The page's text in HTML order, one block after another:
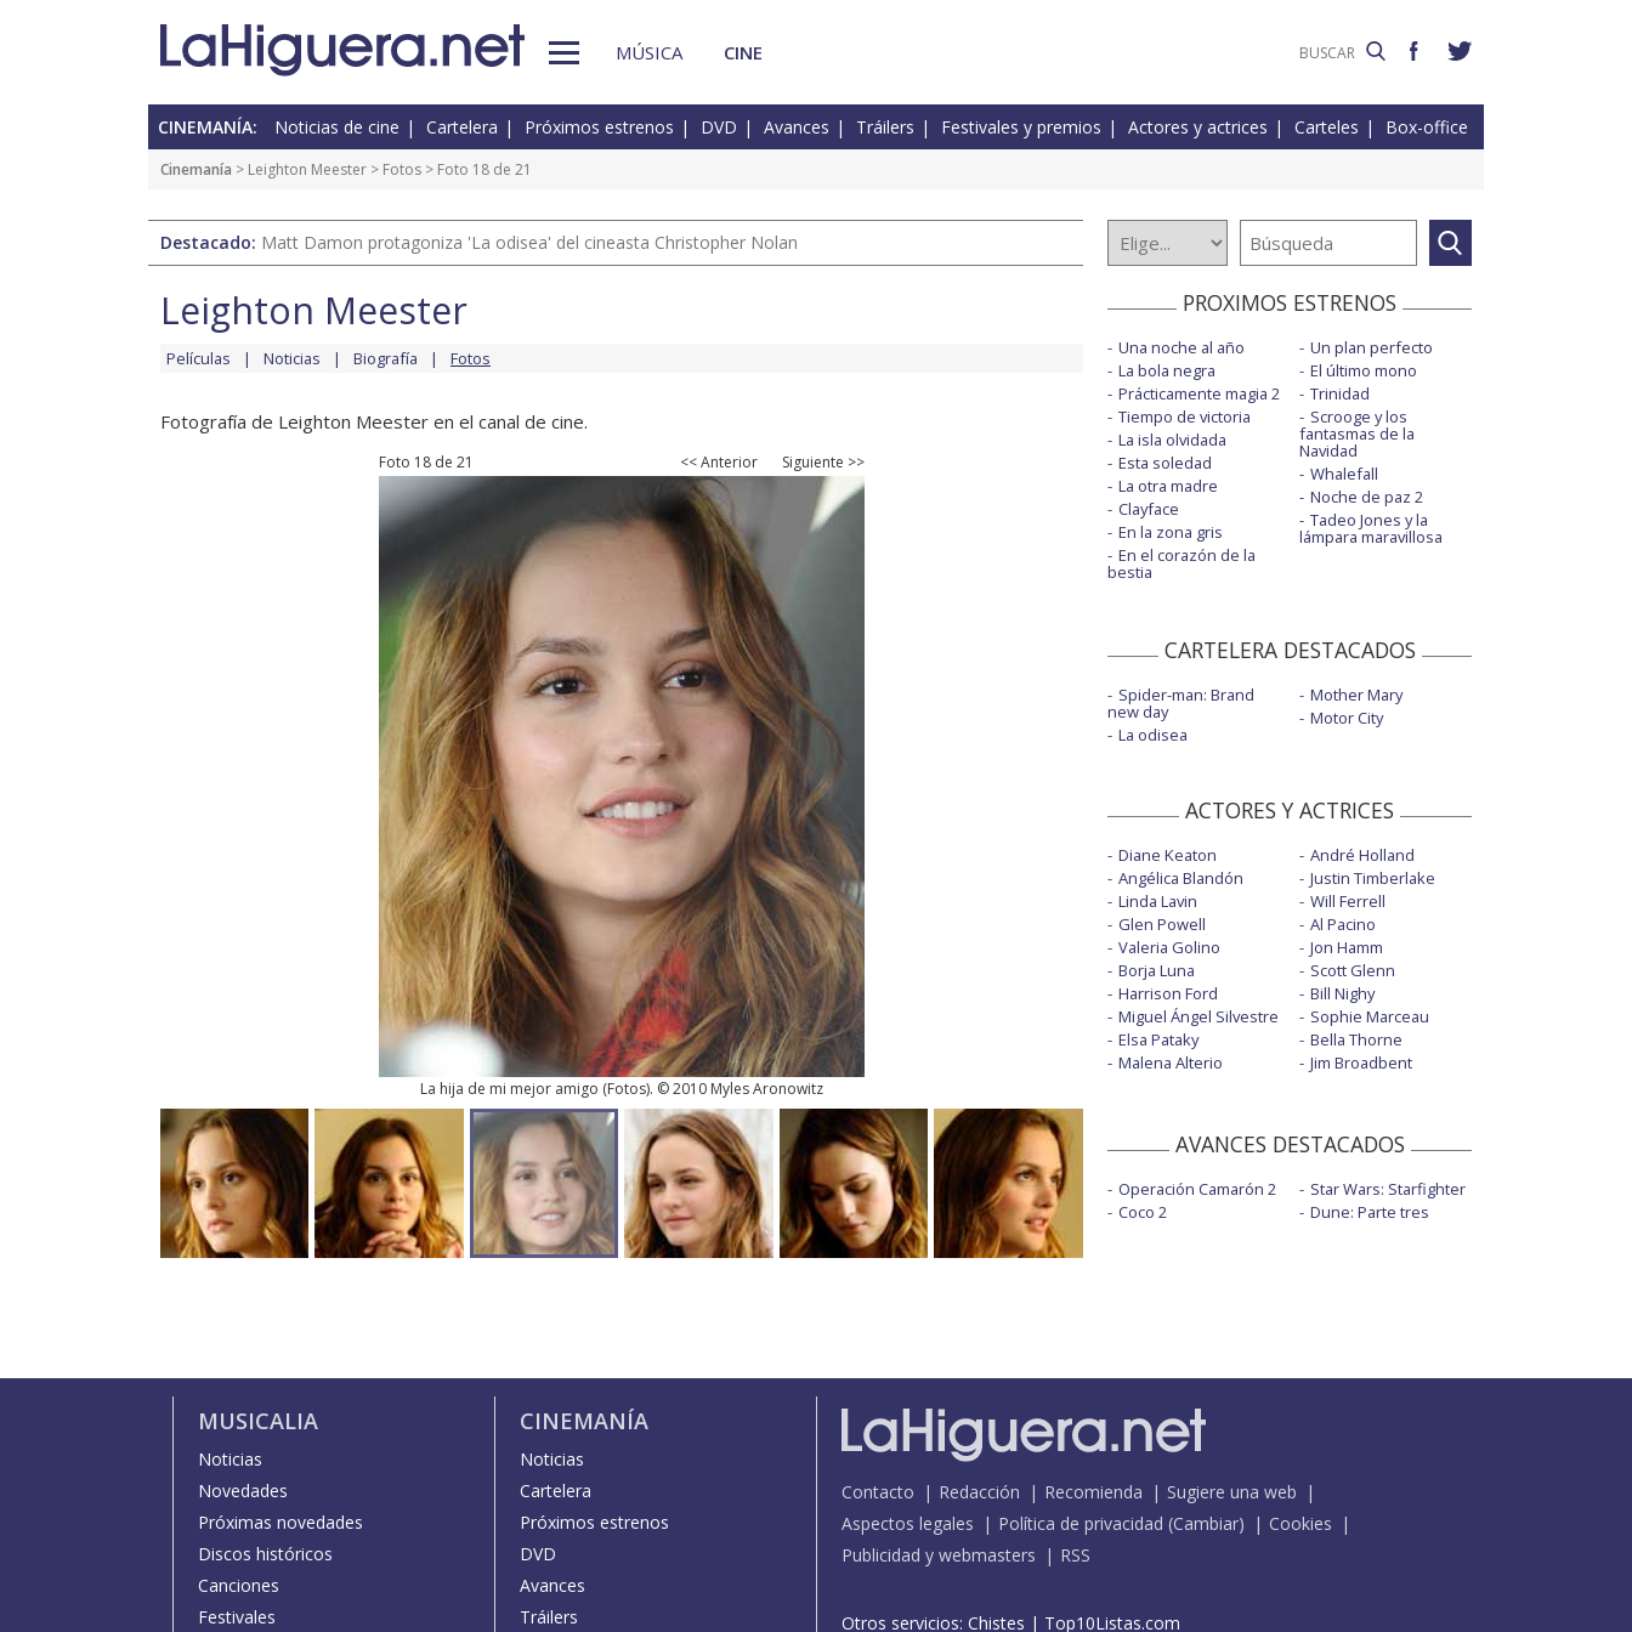
MÚSICA CINE
CINEMANÍA: Noticias de cine Cartelera Próximos estrenos DVD Avances Tráilers Festivales y premios Actores y actrices Carteles Box-office
Cinemanía > Leighton Meester > Fotos > Foto 18 de 21
Destacado: Matt Damon protagoniza 'La odisea' del cineasta Christopher Nolan
Leighton Meester
Películas Noticias Biografía Fotos
Fotografía de Leighton Meester en el canal de cine.
Foto 18 de 21 << Anterior Siguiente >>
La hija de mi mejor amigo (Fotos). © 2010 Myles Aronowitz
PROXIMOS ESTRENOS
Una noche al año
La bola negra
Prácticamente magia 2
Tiempo de victoria
La isla olvidada
Esta soledad
La otra madre
Clayface
En la zona gris
En el corazón de la
bestia
Un plan perfecto
El último mono
Trinidad
Scrooge y los
fantasmas de la
Navidad
Whalefall
Noche de paz 2
Tadeo Jones y la
lámpara maravillosa
CARTELERA DESTACADOS
Spider-man: Brand
new day
La odisea
Mother Mary
Motor City
ACTORES Y ACTRICES
Diane Keaton
Angélica Blandón
Linda Lavin
Glen Powell
Valeria Golino
Borja Luna
Harrison Ford
Miguel Ángel Silvestre
Elsa Pataky
Malena Alterio
André Holland
Justin Timberlake
Will Ferrell
Al Pacino
Jon Hamm
Scott Glenn
Bill Nighy
Sophie Marceau
Bella Thorne
Jim Broadbent
AVANCES DESTACADOS
Operación Camarón 2
Coco 2
Star Wars: Starfighter
Dune: Parte tres
MUSICALIA
Noticias
Novedades
Próximas novedades
Discos históricos
Canciones
Festivales
CINEMANÍA
Noticias
Cartelera
Próximos estrenos
DVD
Avances
Tráilers
Contacto Redacción Recomienda
Sugiere una web
Aspectos legales
Política de privacidad (Cambiar)
Cookies
Publicidad y webmasters
RSS
Otros servicios: Chistes | Top10Listas.com